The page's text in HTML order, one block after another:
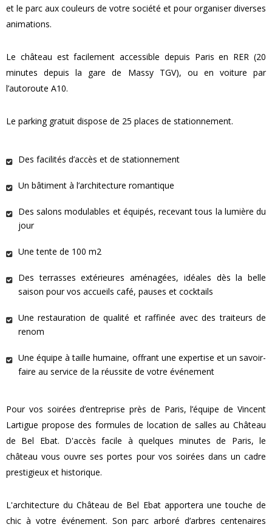
et le parc aux couleurs de votre société et pour organiser diverses
animations.
Le château est facilement accessible depuis Paris en RER (20
minutes depuis la gare de Massy TGV), ou en voiture par
l’autoroute A10.
Le parking gratuit dispose de 25 places de stationnement.
Des facilités d’accès et de stationnement
Un bâtiment à l’architecture romantique
Des salons modulables et équipés, recevant tous la lumière du
jour
Une tente de 100 m2
Des terrasses extérieures aménagées, idéales dès la belle
saison pour vos accueils café, pauses et cocktails
Une restauration de qualité et raffinée avec des traiteurs de
renom
Une équipe à taille humaine, offrant une expertise et un savoir-
faire au service de la réussite de votre événement
Pour vos soirées d’entreprise près de Paris, l’équipe de Vincent
Lartigue propose des formules de location de salles au Château
de Bel Ebat. D'accès facile à quelques minutes de Paris, le
château vous ouvre ses portes pour vos soirées dans un cadre
prestigieux et historique.
L'architecture du Château de Bel Ebat apportera une touche de
chic à votre événement. Son parc arboré d’arbres centenaires